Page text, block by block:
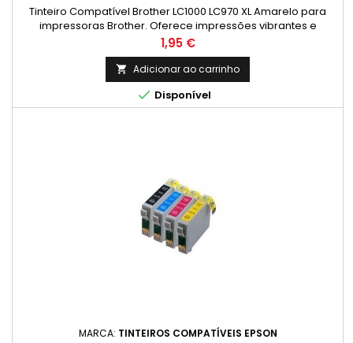
Tinteiro Compatível Brother LC1000 LC970 XL Amarelo para
impressoras Brother. Oferece impressões vibrantes e
duráveis com excelente custo-benefício. Compatível com
diversos modelos DCP e MFC. Disponível na Jatinteiros.com.
Preço
1,95 €
 Adicionar ao carrinho
 Disponível
MARCA: TINTEIROS COMPATÍVEIS EPSON